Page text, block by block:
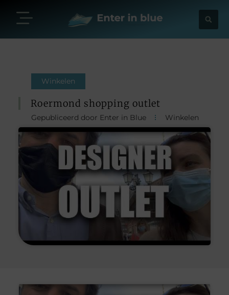
Winkelen
Roermond shopping outlet
Gepubliceerd door Enter in Blue Winkelen